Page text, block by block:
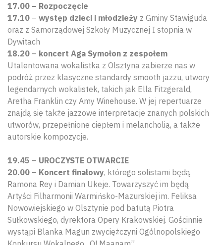
17.00 – Rozpoczęcie
17.10 – występ dzieci i młodzieży z Gminy Stawiguda
oraz z Samorządowej Szkoły Muzycznej I stopnia w
Dywitach
18.20 – koncert Aga Symołon z zespołem
Utalentowana wokalistka z Olsztyna zabierze nas w
podróż przez klasyczne standardy smooth jazzu, utwory
legendarnych wokalistek, takich jak Ella Fitzgerald,
Aretha Franklin czy Amy Winehouse. W jej repertuarze
znajdą się także jazzowe interpretacje znanych polskich
utworów, przepełnione ciepłem i melancholią, a także
autorskie kompozycje.
19.45 – UROCZYSTE OTWARCIE
20.00 – Koncert finałowy, którego solistami będą
Ramona Rey i Damian Ukeje. Towarzyszyć im będą
Artyści Filharmonii Warmińsko-Mazurskiej im. Feliksa
Nowowiejskiego w Olsztynie pod batutą Piotra
Sułkowskiego, dyrektora Opery Krakowskiej. Gościnnie
wystąpi Blanka Magun zwyciężczyni Ogólnopolskiego